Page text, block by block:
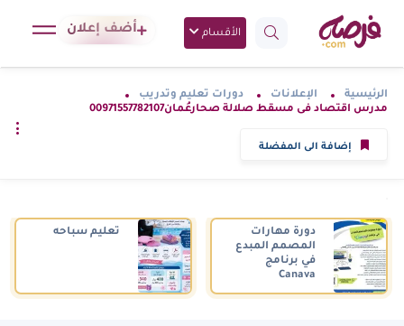
الأقسام أضف إعلان
الرئيسية الإعلانات
دورات تعليم وتدريب
مدرس اقتصاد فى مسقط صلالة صحارعُمان00971557782107
إضافة الى المفضلة
دورة مهارات
المصمم المبدع
في برنامج
Canava
تعليم سباحه